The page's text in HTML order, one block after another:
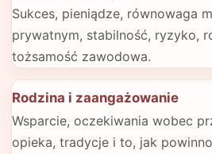
Sukces, pieniądze, równowaga
prywatnym, stabilność, ryzyko,
tożsamość zawodowa.
Rodzina i zaangażowanie
Wsparcie, oczekiwania wobec
opieka, tradycje i to, jak